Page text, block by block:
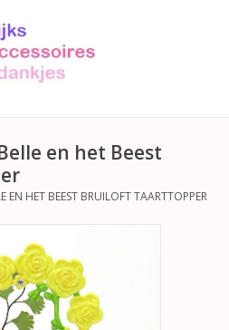
en het Beest
EN HET BEEST BRUILOFT TAARTTOPPER